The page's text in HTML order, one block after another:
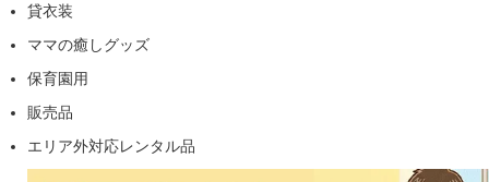
貸衣装
ママの癒しグッズ
保育園用
販売品
エリア外対応レンタル品